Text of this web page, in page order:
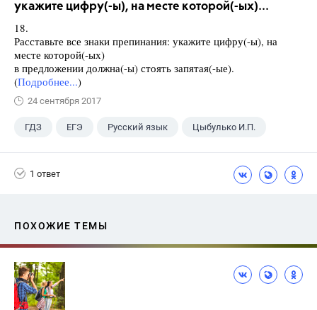
укажите цифру(-ы), на месте которой(-ых)...
18.
Расставьте все знаки препинания: укажите цифру(-ы), на
месте которой(-ых)
в предложении должна(-ы) стоять запятая(-ые).
(Подробнее...)
24 сентября 2017
ГДЗ ЕГЭ Русский язык Цыбулько И.П.
1 ответ
ПОХОЖИЕ ТЕМЫ